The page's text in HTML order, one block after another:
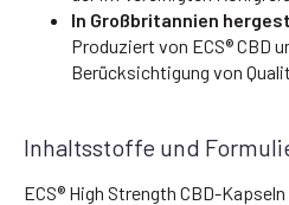
In Großbritannien
Produziert von ECS® CBD
Berücksichtigung von
Inhaltsstoffe und
ECS® High Strength CBD-